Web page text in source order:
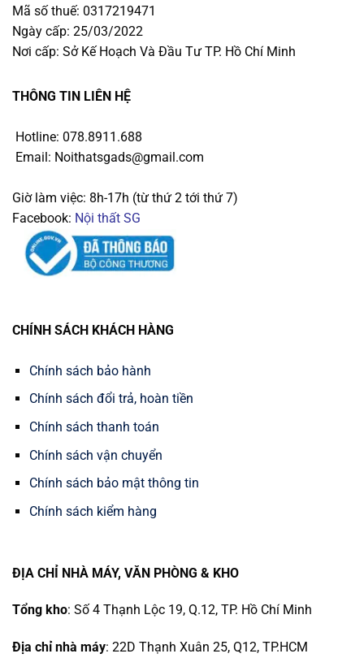
Mã số thuế: 0317219471
Ngày cấp: 25/03/2022
Nơi cấp: Sở Kế Hoạch Và Đầu Tư TP. Hồ Chí Minh
THÔNG TIN LIÊN HỆ
Hotline: 078.8911.688
Email: Noithatsgads@gmail.com
Giờ làm việc: 8h-17h (từ thứ 2 tới thứ 7)
Facebook: Nội thất SG
CHÍNH SÁCH KHÁCH HÀNG
Chính sách bảo hành
Chính sách đổi trả, hoàn tiền
Chính sách thanh toán
Chính sách vận chuyển
Chính sách bảo mật thông tin
Chính sách kiểm hàng
ĐỊA CHỈ NHÀ MÁY, VĂN PHÒNG & KHO
Tổng kho: Số 4 Thạnh Lộc 19, Q.12, TP. Hồ Chí Minh
Địa chỉ nhà máy: 22D Thạnh Xuân 25, Q12, TP.HCM